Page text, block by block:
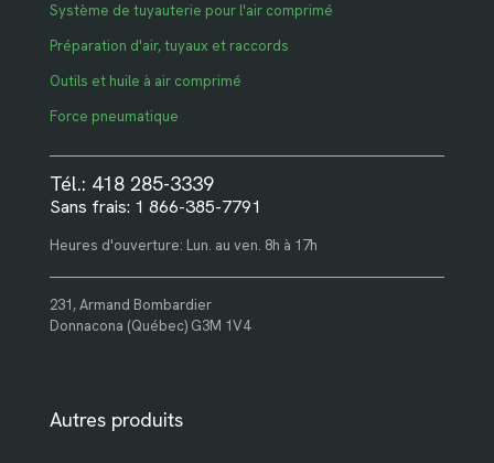
Système de tuyauterie pour l'air comprimé
Préparation d'air, tuyaux et raccords
Outils et huile à air comprimé
Force pneumatique
Tél.: 418 285-3339
Sans frais: 1 866-385-7791
Heures d'ouverture: Lun. au ven. 8h à 17h
231, Armand Bombardier
Donnacona (Québec) G3M 1V4
Autres produits